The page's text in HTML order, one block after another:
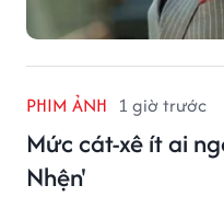
PHIM ẢNH 1 giờ trước
Mức cát-xê ít ai
Nhện'